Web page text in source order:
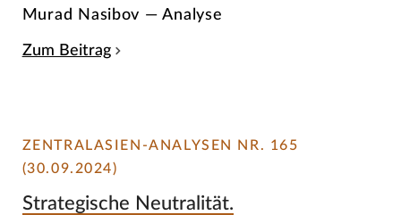
Murad Nasibov — Analyse
Zum Beitrag
ZENTRALASIEN-ANALYSEN NR. 165
(30.09.2024)
Strategische Neutralität.